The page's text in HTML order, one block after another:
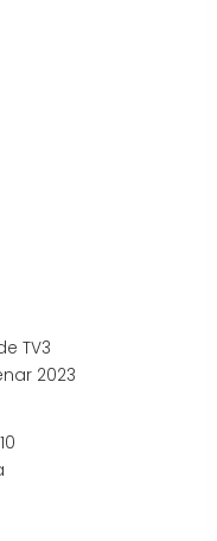
TV3
2023